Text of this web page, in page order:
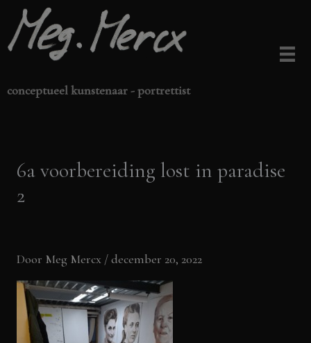
naar
de
conceptueel kunstenaar - portrettist
6a voorbereiding lost in paradise
2
Door Meg Mercx /december 20, 2022